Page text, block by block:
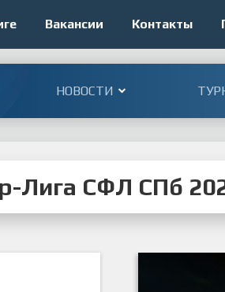
Вакансии Контакты
НОВОСТИ
Лига СФЛ СПб